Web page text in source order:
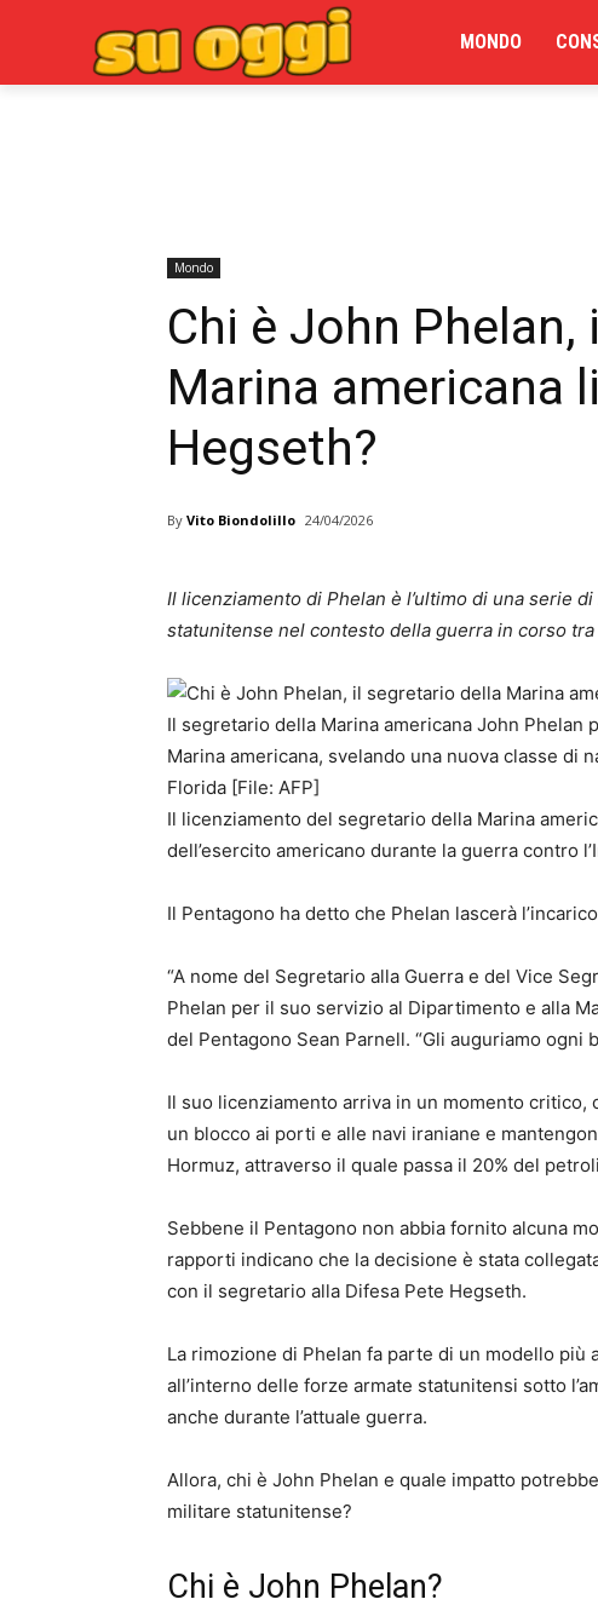
MONDO
Mondo
Chi è John
Marina americana
Hegseth?
By Vito Biondolillo 24/04/2026
Il licenziamento di Phelan è l’ultimo di una serie
statunitense nel contesto della guerra in corso tra
Il segretario della Marina americana John Phelan
Marina americana, svelando una nuova classe di
Florida [File: AFP]
Il licenziamento del segretario della Marina
dell’esercito americano durante la guerra contro
Il Pentagono ha detto che Phelan lascerà
“A nome del Segretario alla Guerra e del Vice
Phelan per il suo servizio al Dipartimento e alla
del Pentagono Sean Parnell. “Gli auguriamo ogni
Il suo licenziamento arriva in un momento
un blocco ai porti e alle navi iraniane e
Hormuz, attraverso il quale passa il 20% del
Sebbene il Pentagono non abbia fornito alcuna
rapporti indicano che la decisione è stata
con il segretario alla Difesa Pete Hegseth.
La rimozione di Phelan fa parte di un modello
all’interno delle forze armate statunitensi sotto
anche durante l’attuale guerra.
Allora, chi è John Phelan e quale impatto
militare statunitense?
Chi è John Phelan?